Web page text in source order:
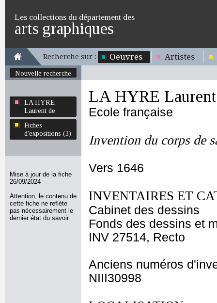
Les collections du département des
arts graphiques
Recherche sur : Oeuvres Artistes
Nouvelle recherche
LA HYRE
Laurent de
Fiches
d'expositions (3)
Mise à jour de la fiche
26/09/2024
Attention, le contenu de
cette fiche ne reflète
pas nécessairement le
dernier état du savoir.
LA HYRE
Ecole française
Invention du corps de
Vers 1646
INVENTAIRES ET
Cabinet des dessins
Fonds des dessins et
INV 27514, Recto
Anciens numéros
NIII30998